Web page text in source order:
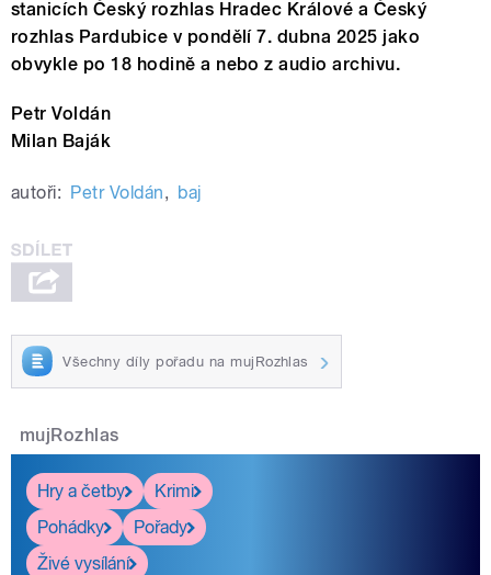
stanicích Český rozhlas Hradec Králové a Český
rozhlas Pardubice v pondělí 7. dubna 2025 jako
obvykle po 18 hodině a nebo z audio archivu.
Petr Voldán
Milan Baják
autoři: Petr Voldán, baj
Všechny díly pořadu na mujRozhlas
mujRozhlas
Hry a četby
Krimi
Pohádky
Pořady
Živé vysílání